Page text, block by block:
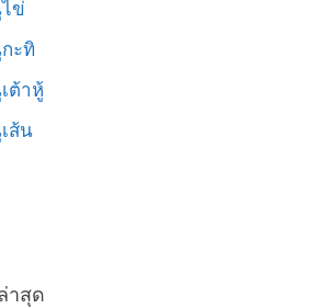
ข่
ะทิ
ต้าหู้
ส้น
าสุด